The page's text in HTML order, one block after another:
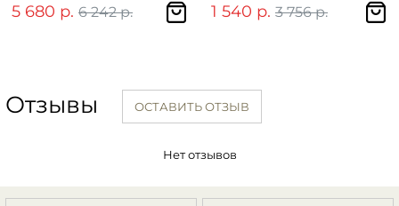
5 680 р. 6 242 р. 1 540 р. 3 756 р.
Отзывы ОСТАВИТЬ ОТЗЫВ
Нет отзывов